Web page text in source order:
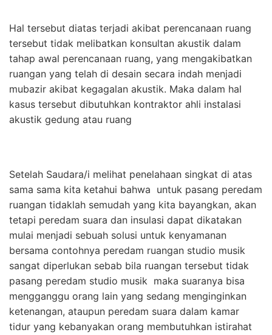
Hal tersebut diatas terjadi akibat perencanaan ruang
tersebut tidak melibatkan konsultan akustik dalam
tahap awal perencanaan ruang, yang mengakibatkan
ruangan yang telah di desain secara indah menjadi
mubazir akibat kegagalan akustik. Maka dalam hal
kasus tersebut dibutuhkan kontraktor ahli instalasi
akustik gedung atau ruang
Setelah Saudara/i melihat penelahaan singkat di atas
sama sama kita ketahui bahwa untuk pasang peredam
ruangan tidaklah semudah yang kita bayangkan, akan
tetapi peredam suara dan insulasi dapat dikatakan
mulai menjadi sebuah solusi untuk kenyamanan
bersama contohnya peredam ruangan studio musik
sangat diperlukan sebab bila ruangan tersebut tidak
pasang peredam studio musik maka suaranya bisa
mengganggu orang lain yang sedang menginginkan
ketenangan, ataupun peredam suara dalam kamar
tidur yang kebanyakan orang membutuhkan istirahat